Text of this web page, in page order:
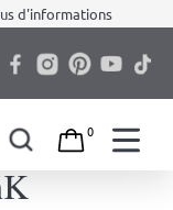
d'informations
0